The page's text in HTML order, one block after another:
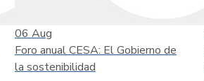
06 Aug
Foro anual CESA: El Gobierno de
la sostenibilidad